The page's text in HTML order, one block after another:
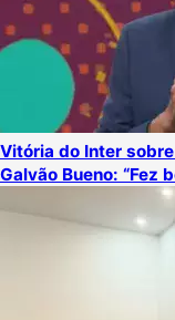
Vitória do Inter
Galvão Bueno: “Fez